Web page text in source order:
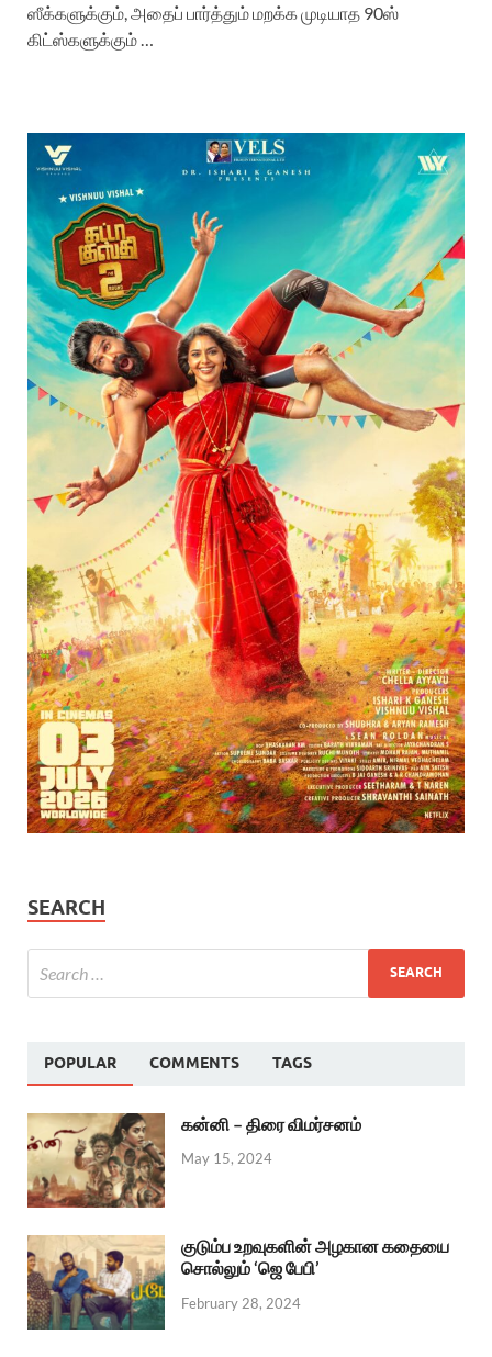
ஸீக்களுக்கும், அதைப் பார்த்தும் மறக்க முடியாத 90ஸ்
கிட்ஸ்களுக்கும் …
SEARCH
POPULAR COMMENTS TAGS
கன்னி – திரை விமர்சனம்
May 15, 2024
குடும்ப உறவுகளின் அழகான கதையை
சொல்லும் ‘ஜெ பேபி’
February 28, 2024